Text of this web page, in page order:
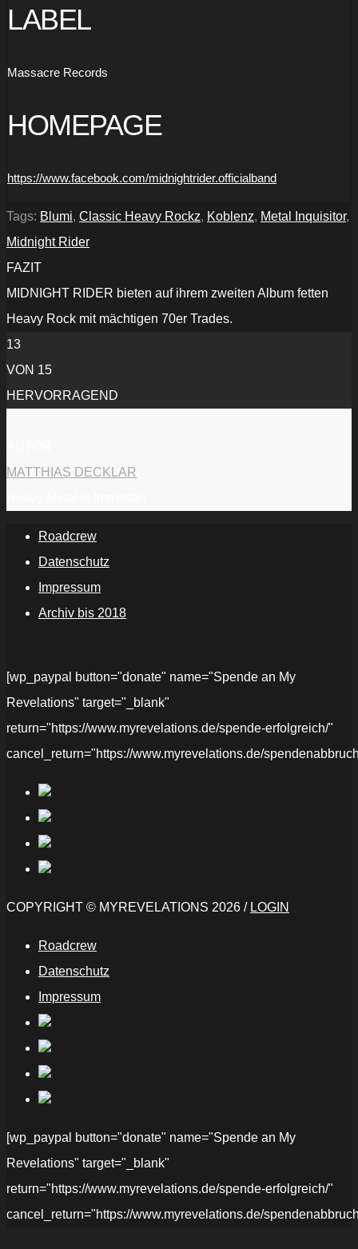
LABEL
Massacre Records
HOMEPAGE
https://www.facebook.com/midnightrider.officialband
Tags: Blumi, Classic Heavy Rockz, Koblenz, Metal Inquisitor,
Midnight Rider
FAZIT
MIDNIGHT RIDER bieten auf ihrem zweiten Album fetten
Heavy Rock mit mächtigen 70er Trades.
13
VON 15
HERVORRAGEND
MATTHIAS DECKLAR
Roadcrew
Datenschutz
Impressum
Archiv bis 2018
[wp_paypal button="donate" name="Spende an My
Revelations" target="_blank"
return="https://www.myrevelations.de/spende-erfolgreich/"
cancel_return="https://www.myrevelations.de/
COPYRIGHT © MYREVELATIONS 2026 / LOGIN
Roadcrew
Datenschutz
Impressum
[wp_paypal button="donate" name="Spende an My
Revelations" target="_blank"
return="https://www.myrevelations.de/spende-erfolgreich/"
cancel_return="https://www.myrevelations.de/